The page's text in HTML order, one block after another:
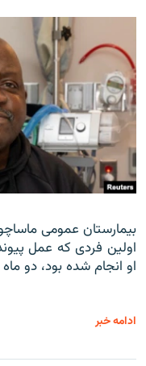
بیمارستان عمومی
اولین فردی که عمل
او انجام شده بود، دو
ادامه خبر